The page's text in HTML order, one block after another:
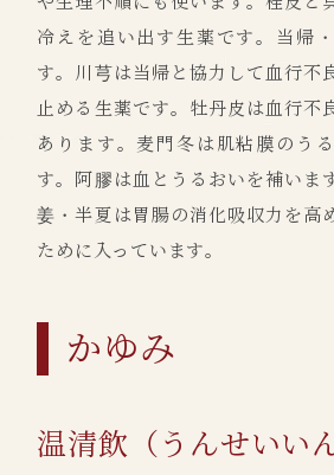
冷えを追い出す生薬です。当帰
す。川芎は当帰と協力して血行不
止める生薬です。牡丹皮は血行不
あります。麦門冬は肌粘膜のう
す。阿膠は血とうるおいを補いま
姜・半夏は胃腸の消化吸収力を高
ために入っています。
かゆみ
温清飲（うんせいいん